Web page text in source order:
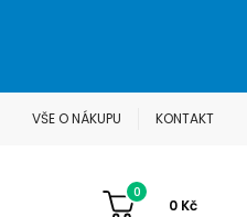
VŠE O NÁKUPU KONTAKT
0
0 Kč